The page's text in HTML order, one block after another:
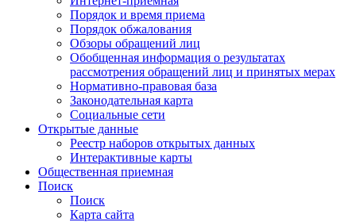
Порядок и время приема
Порядок обжалования
Обзоры обращений лиц
Обобщенная информация о результатах
рассмотрения обращений лиц и принятых мерах
Нормативно-правовая база
Законодательная карта
Социальные сети
Открытые данные
Реестр наборов открытых данных
Интерактивные карты
Общественная приемная
Поиск
Поиск
Карта сайта